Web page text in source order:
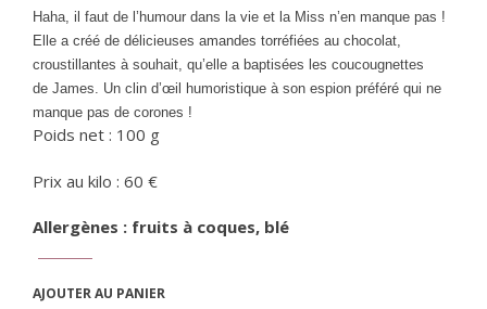
Haha, il faut de l’humour dans la vie et la Miss n’en manque pas !
Elle a créé de délicieuses amandes torréfiées au chocolat,
croustillantes à souhait, qu’elle a baptisées les coucougnettes
de James. Un clin d’œil humoristique à son espion préféré qui ne
manque pas de corones !
Poids net : 100 g
Prix au kilo : 60 €
Allergènes : fruits à coques, blé
AJOUTER AU PANIER